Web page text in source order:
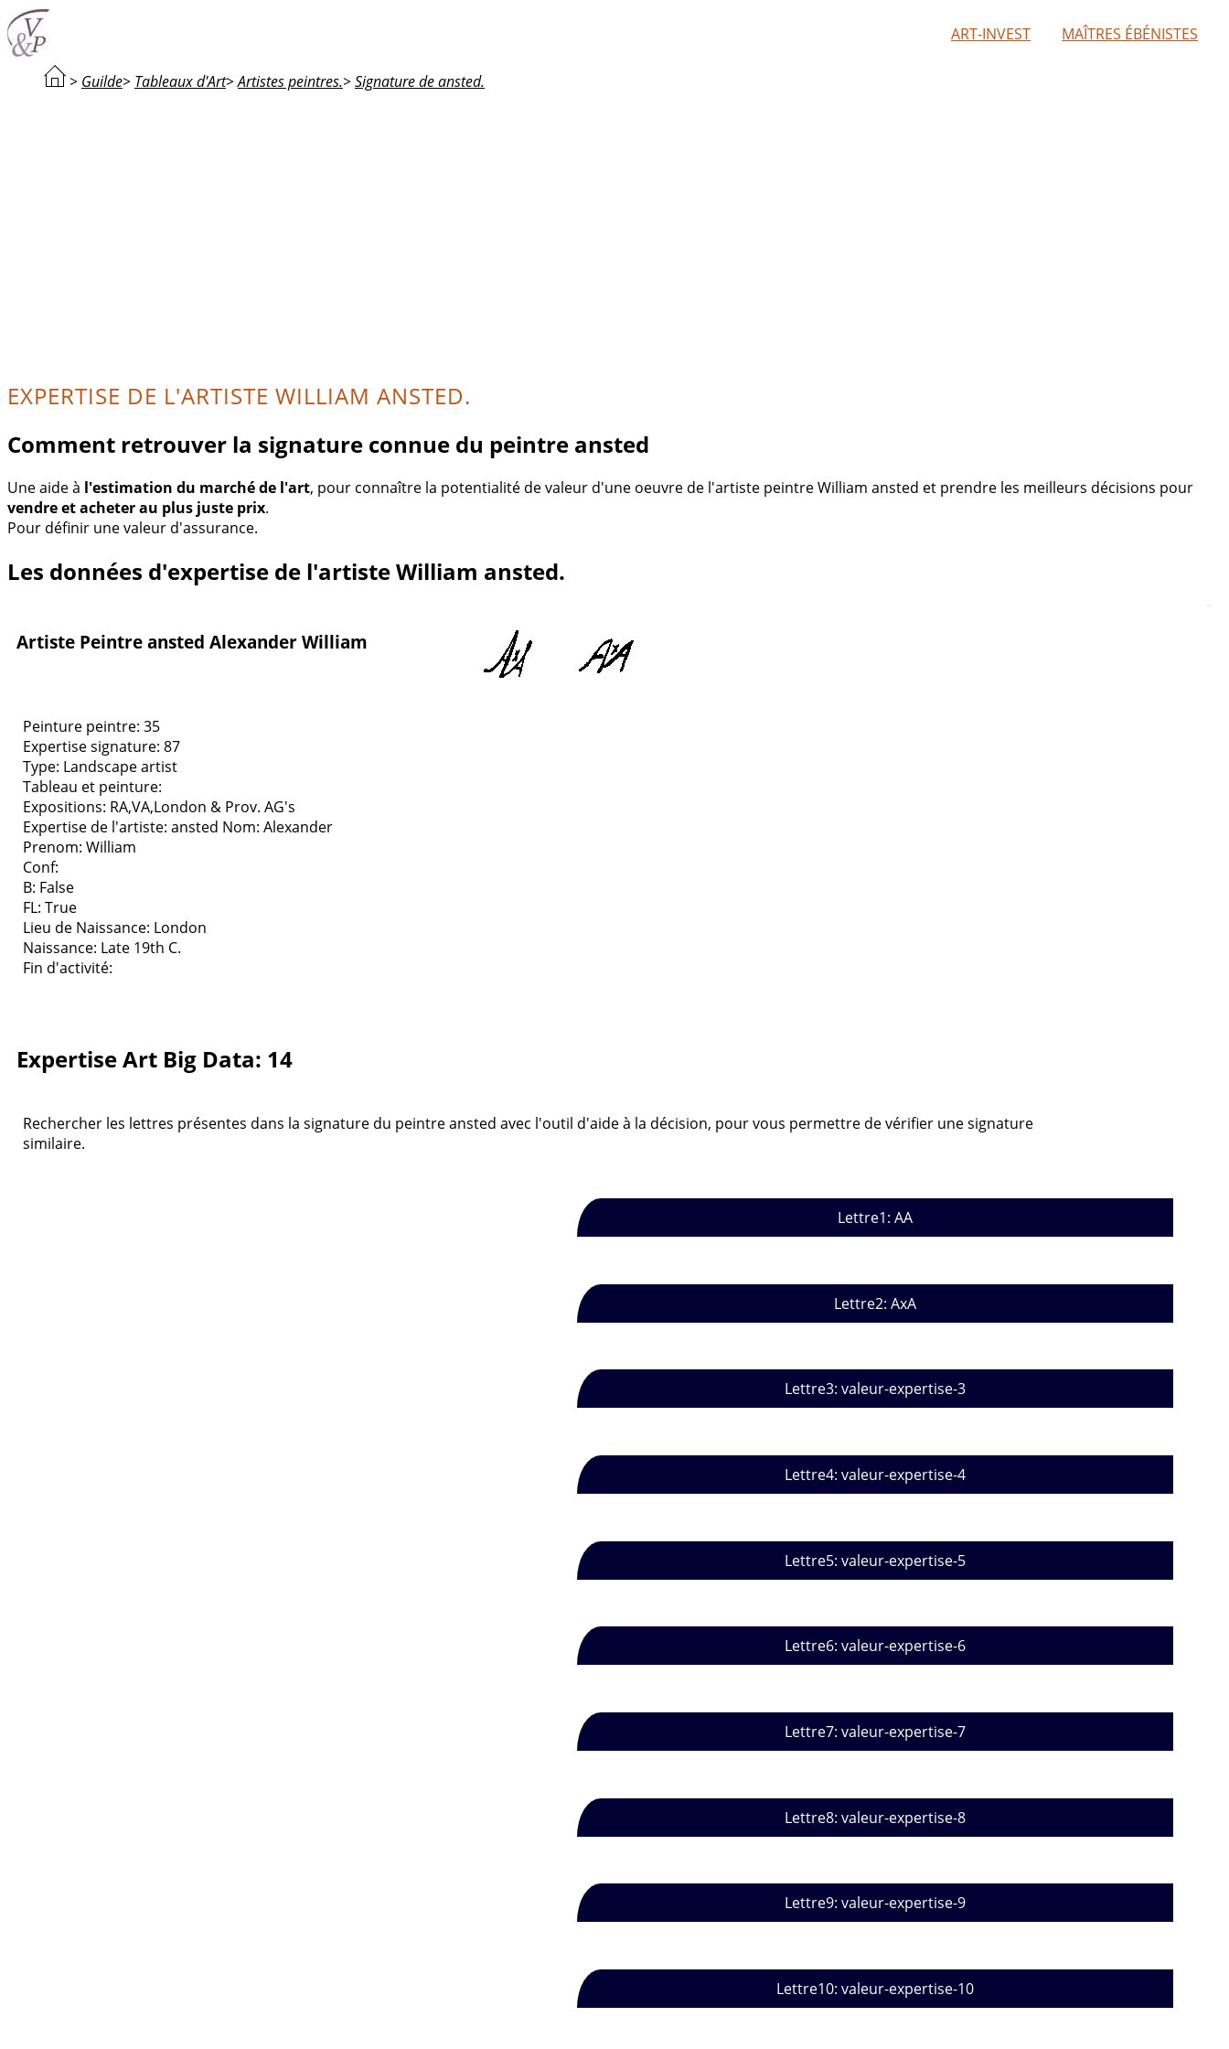
ART-INVEST MAÎTRES ÉBÉNISTES
> Guilde> Tableaux d'Art>Artistes peintres.> Signature de ansted.
EXPERTISE DE L'ARTISTE WILLIAM ANSTED.
Comment retrouver la signature connue du peintre ansted
Une aide à l'estimation du marché de l'art, pour connaître la potentialité de valeur d'une oeuvre de l'artiste peintre William ansted et prendre les meilleurs décisions pour
vendre et acheter au plus juste prix.
Pour définir une valeur d'assurance.
Les données d'expertise de l'artiste William ansted.
Artiste Peintre ansted Alexander William
Peinture peintre: 35
Expertise signature: 87
Type: Landscape artist
Tableau et peinture:
Expositions: RA,VA,London & Prov. AG's
Expertise de l'artiste: ansted Nom: Alexander
Prenom: William
Conf:
B: False
FL: True
Lieu de Naissance: London
Naissance: Late 19th C.
Fin d'activité:
Expertise Art Big Data: 14
Rechercher les lettres présentes dans la signature du peintre ansted avec l'outil d'aide à la décision, pour vous permettre de vérifier une signature
similaire.
Lettre1: AA
Lettre2: AxA
Lettre3: valeur-expertise-3
Lettre4: valeur-expertise-4
Lettre5: valeur-expertise-5
Lettre6: valeur-expertise-6
Lettre7: valeur-expertise-7
Lettre8: valeur-expertise-8
Lettre9: valeur-expertise-9
Lettre10: valeur-expertise-10